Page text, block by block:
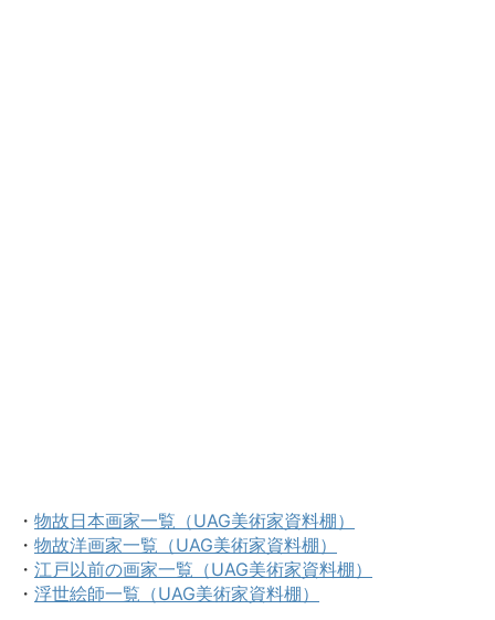
・ 物故日本画家一覧（UAG美術家資料棚）
・ 物故洋画家一覧（UAG美術家資料棚）
・ 江戸以前の画家一覧（UAG美術家資料棚）
・ 浮世絵師一覧（UAG美術家資料棚）